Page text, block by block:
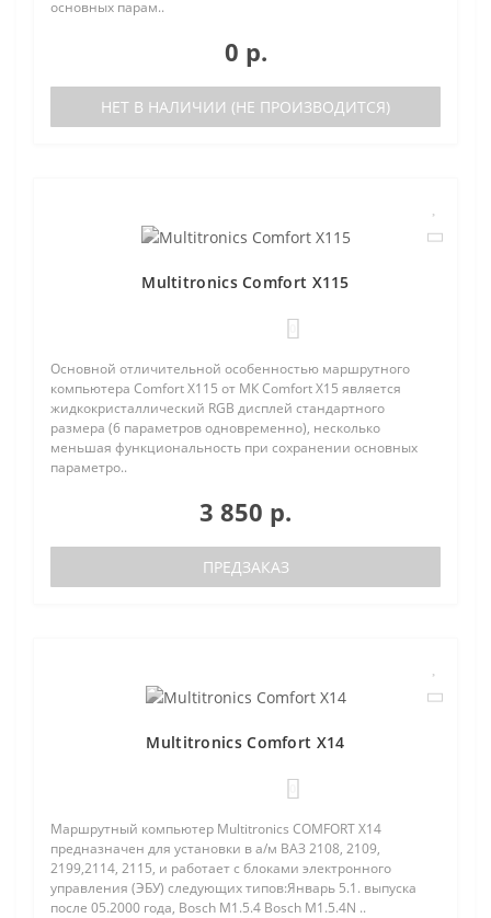
основных парам..
0 р.
НЕТ В НАЛИЧИИ (НЕ ПРОИЗВОДИТСЯ)
Multitronics Comfort X115
Основной отличительной особенностью маршрутного
компьютера Comfort X115 от МК Comfort X15 является
жидкокристаллический RGB дисплей стандартного
размера (6 параметров одновременно), несколько
меньшая функциональность при сохранении основных
параметро..
3 850 р.
ПРЕДЗАКАЗ
Multitronics Comfort X14
Маршрутный компьютер Multitronics COMFORT Х14
предназначен для установки в а/м ВАЗ 2108, 2109,
2199,2114, 2115, и работает с блоками электронного
управления (ЭБУ) следующих типов:Январь 5.1. выпуска
после 05.2000 года, Bosch M1.5.4 Bosch M1.5.4N ..